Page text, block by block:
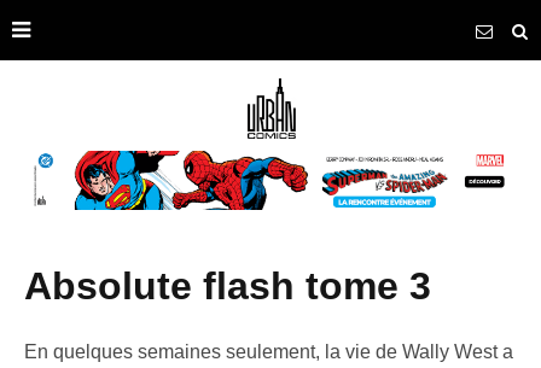
absolute flash tome 3
En quelques semaines seulement, la vie de Wally West a